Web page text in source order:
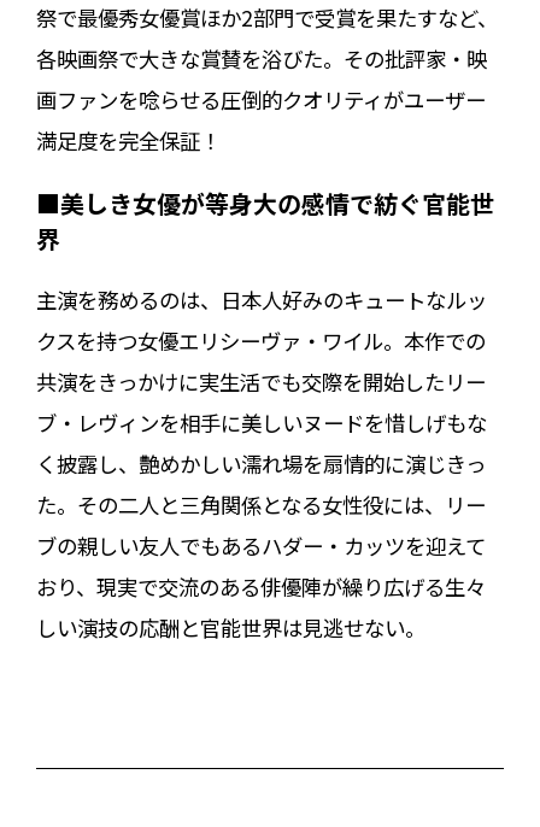
祭で最優秀女優賞ほか2部門で受賞を果たすなど、
各映画祭で大きな賞賛を浴びた。その批評家・映
画ファンを唸らせる圧倒的クオリティがユーザー
満足度を完全保証！
■美しき女優が等身大の感情で紡ぐ官能世
界
主演を務めるのは、日本人好みのキュートなルッ
クスを持つ女優エリシーヴァ・ワイル。本作での
共演をきっかけに実生活でも交際を開始したリー
ブ・レヴィンを相手に美しいヌードを惜しげもな
く披露し、艶めかしい濡れ場を扇情的に演じきっ
た。その二人と三角関係となる女性役には、リー
ブの親しい友人でもあるハダー・カッツを迎えて
おり、現実で交流のある俳優陣が繰り広げる生々
しい演技の応酬と官能世界は見逃せない。